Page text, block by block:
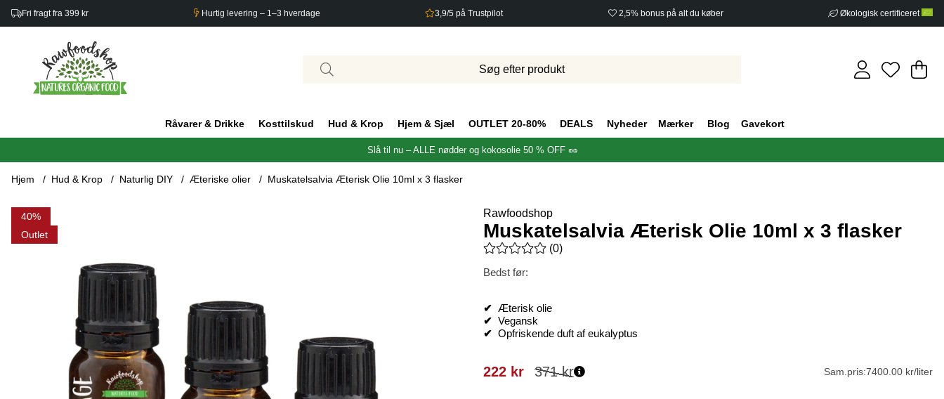
Fri fragt fra 399 kr Hurtig levering – 1–3 hverdage 3,9/5 på Trustpilot 2,5% bonus på alt du køber Økologisk certificeret
.
Råvarer & Drikke Kosttilskud Hud & Krop Hjem & Sjæl OUTLET 20-80% DEALS Nyheder Mærker Blog Gavekort
Slå til nu – ALLE nødder og kokosolie 50 % OFF 🥜
Hjem Hud & Krop Naturlig DIY Æteriske olier Muskatelsalvia Æterisk Olie 10ml x 3 flasker
40
Outlet
Produktbilleder Muskatelsalvia Æterisk Olie 10ml x 3 flasker Rawfoodshop
Muskatelsalvia Æterisk Olie 10ml x 3 flasker
Gennemsnitlig vurdering 0 ud af 5 Antal vurderinger 0
(0)
Bedst før:
✔ Æterisk olie
✔ Vegansk
✔ Opfriskende duft af eukalyptus
371kr
222 kr Sam.pris:7400.00 kr/liter